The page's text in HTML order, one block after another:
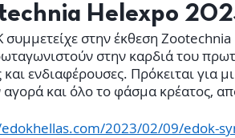
Helexpo
στην έκθεση
στην καρδιά του
και ενδιαφέρουσες. Πρόκειται
αγορά και όλο το φάσμα κρέατος,
2023/02/09/edok-